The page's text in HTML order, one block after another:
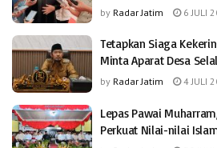
by Radar Jatim 6 JULI
Tetapkan Siaga
Minta Aparat Desa
by Radar Jatim 4 JULI
Lepas Pawai
Perkuat Nilai-nilai